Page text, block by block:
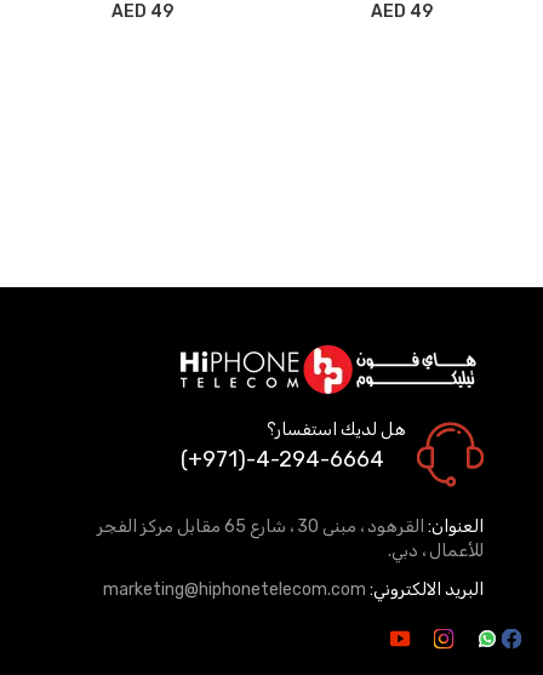
49 AED
49 AED
هل لديك استفسار؟
(+971)-4-294-6664
العنوان:
القرهود ، مبنى 30 ، شارع 65 مقابل مركز الفجر
للأعمال ، دبي.
البريد الالكتروني: marketing@hiphonetelecom.com